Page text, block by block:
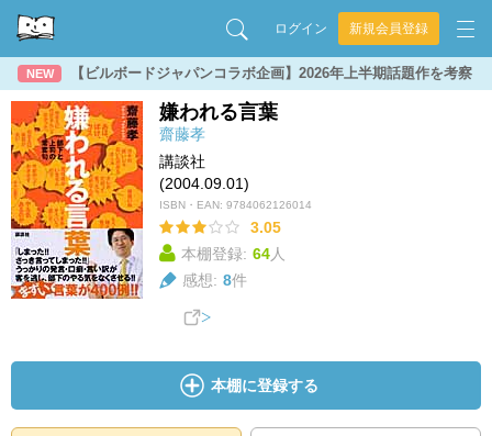
ログイン 新規会員登録
NEW 【ビルボードジャパンコラボ企画】2026年上半期話題作を考察
嫌われる言葉
齋藤孝
講談社
(2004.09.01)
ISBN・EAN: 9784062126014
3.05
本棚登録: 64人
感想: 8件
本棚に登録する